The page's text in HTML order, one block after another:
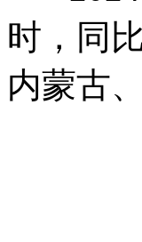
时，同
内蒙古